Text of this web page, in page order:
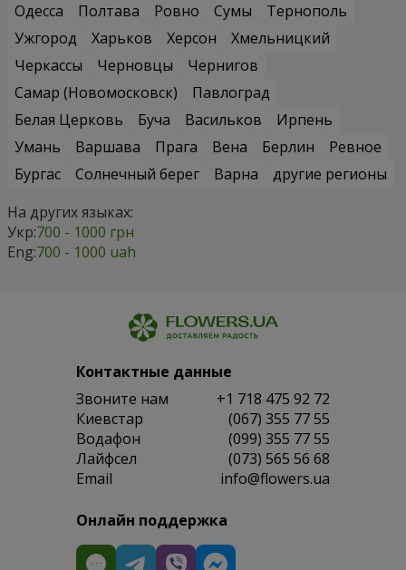
Одесса
Полтава Ровно Сумы
Тернополь
Ужгород
Харьков Херсон
Хмельницкий
Черкассы
Черновцы
Чернигов
Самар (Новомосковск)
Павлоград
Белая Церковь
Буча Васильков
Ирпень
Умань
Варшава Прага Вена Берлин
Ревное
Бургас
Солнечный берег Варна
другие регионы
На других языках:
Укр:700 - 1000 грн
Eng:700 - 1000 uah
Контактные данные
Звоните нам
+1 718 475 92 72
Киевстар
(067) 355 77 55
Водафон
(099) 355 77 55
Лайфсел
(073) 565 56 68
Email
info@flowers.ua
Онлайн поддержка